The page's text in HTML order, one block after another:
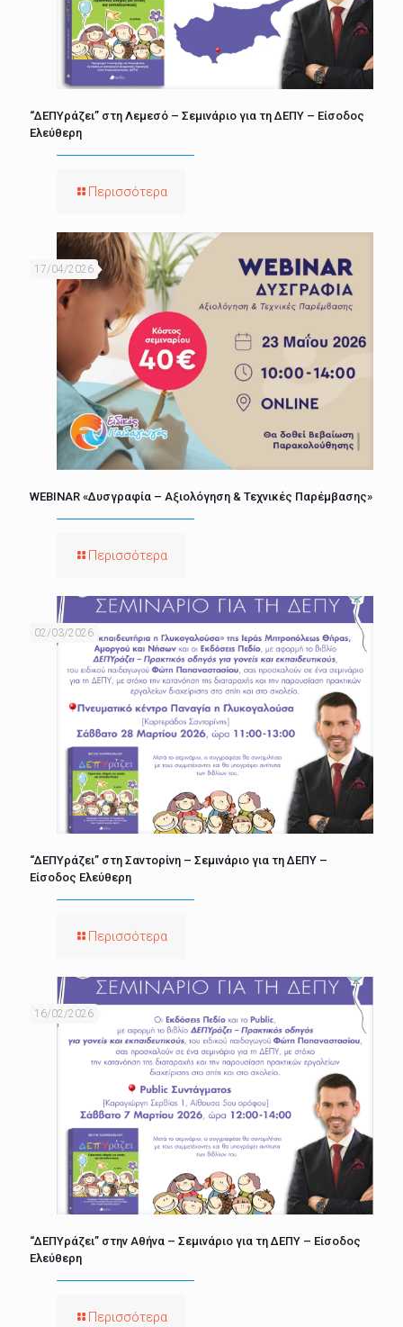
“ΔΕΠΥράζει” στη Λεμεσό – Σεμινάριο για τη ΔΕΠΥ – Είσοδος
Ελεύθερη
Περισσότερα
17/04/2026
WEBINAR «Δυσγραφία – Αξιολόγηση & Τεχνικές Παρέμβασης»
Περισσότερα
02/03/2026
“ΔΕΠΥράζει” στη Σαντορίνη – Σεμινάριο για τη ΔΕΠΥ –
Είσοδος Ελεύθερη
Περισσότερα
16/02/2026
“ΔΕΠΥράζει” στην Αθήνα – Σεμινάριο για τη ΔΕΠΥ – Είσοδος
Ελεύθερη
Περισσότερα